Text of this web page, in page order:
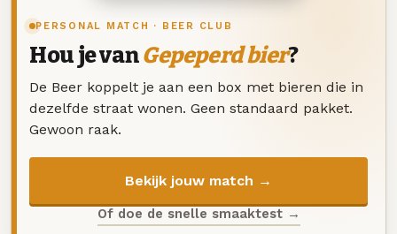
PERSONAL MATCH · BEER CLUB
Hou je vanGepeperd bier?
De Beer koppelt je aan een box met bieren die in
dezelfde straat wonen. Geen standaard pakket.
Gewoon raak.
Bekijk jouw match →
Of doe de snelle smaaktest →